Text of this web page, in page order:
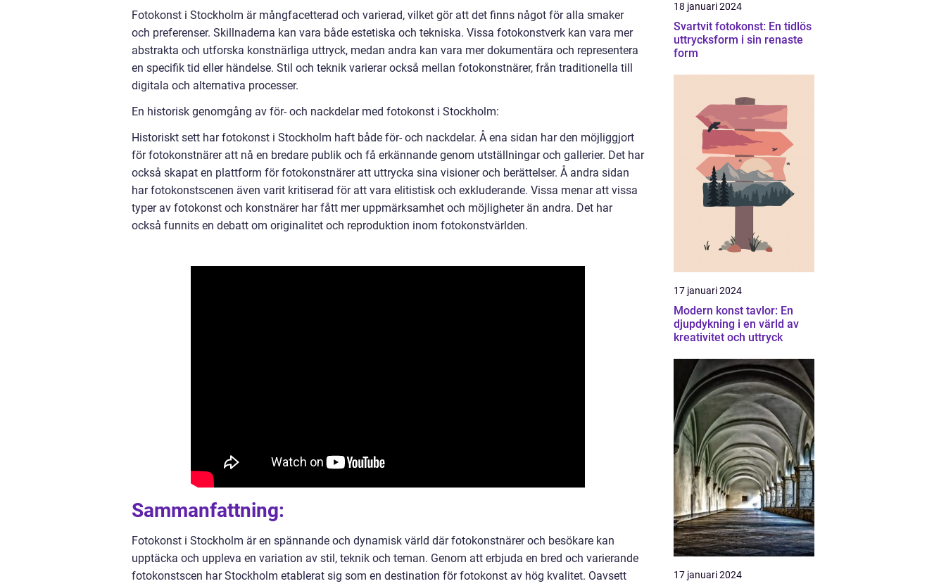
Fotokonst i Stockholm är mångfacetterad och varierad, vilket gör att det finns något för alla smaker
och preferenser. Skillnaderna kan vara både estetiska och tekniska. Vissa fotokonstverk kan vara mer
abstrakta och utforska konstnärliga uttryck, medan andra kan vara mer dokumentära och representera
en specifik tid eller händelse. Stil och teknik varierar också mellan fotokonstnärer, från traditionella till
digitala och alternativa processer.
En historisk genomgång av för- och nackdelar med fotokonst i Stockholm:
Historiskt sett har fotokonst i Stockholm haft både för- och nackdelar. Å ena sidan har den möjliggjort
för fotokonstnärer att nå en bredare publik och få erkännande genom utställningar och gallerier. Det har
också skapat en plattform för fotokonstnärer att uttrycka sina visioner och berättelser. Å andra sidan
har fotokonstscenen även varit kritiserad för att vara elitistisk och exkluderande. Vissa menar att vissa
typer av fotokonst och konstnärer har fått mer uppmärksamhet och möjligheter än andra. Det har
också funnits en debatt om originalitet och reproduktion inom fotokonstvärlden.
Sammanfattning:
Fotokonst i Stockholm är en spännande och dynamisk värld där fotokonstnärer och besökare kan
upptäcka och uppleva en variation av stil, teknik och teman. Genom att erbjuda en bred och varierande
fotokonstscen har Stockholm etablerat sig som en destination för fotokonst av hög kvalitet. Oavsett
18 januari 2024
Svartvit fotokonst: En tidlös
uttrycksform i sin renaste
form
17 januari 2024
Modern konst tavlor: En
djupdykning i en värld av
kreativitet och uttryck
17 januari 2024